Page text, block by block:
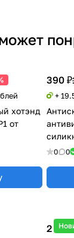
хотэнд
от
390 ₽
+
0 0
2 190